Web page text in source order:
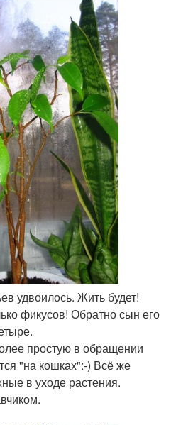
удвоилось. Жить будет!
фикусов! Обратно сын его
простую в обращении
"на кошках":-) Всё же
в уходе растения.